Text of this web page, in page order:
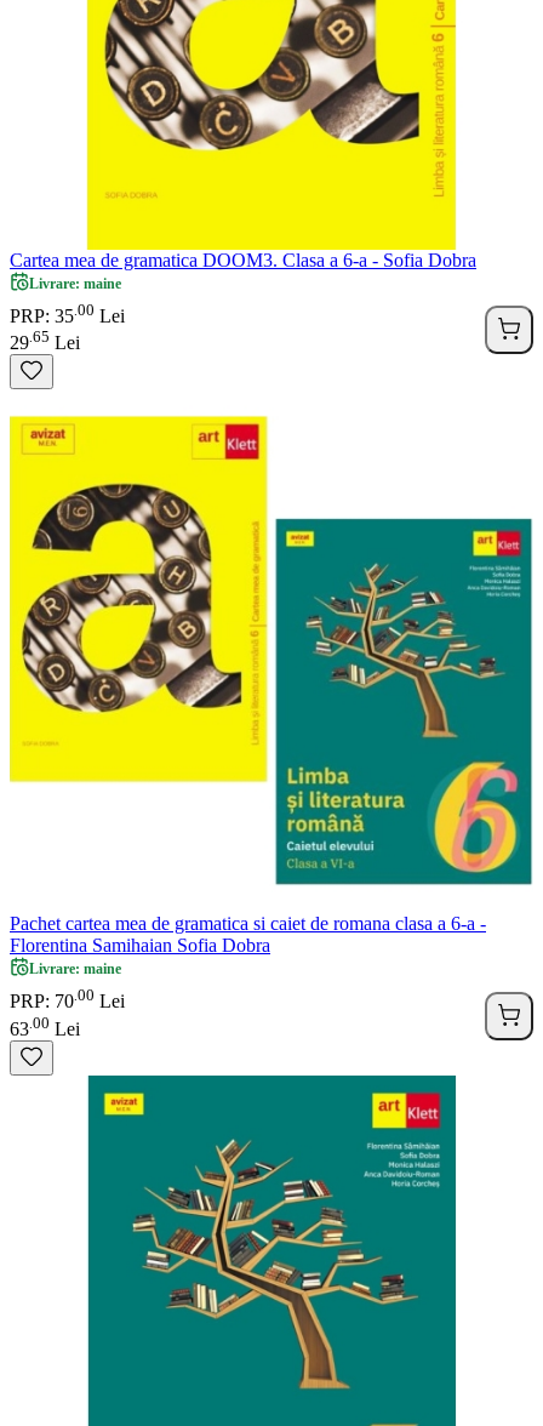
Cartea mea de gramatica DOOM3. Clasa a 6-a - Sofia Dobra
Livrare: maine
PRP: 35 00 Lei
29 65 Lei
Pachet cartea mea de gramatica si caiet de romana clasa a 6-a -
Florentina Samihaian Sofia Dobra
Livrare: maine
PRP: 70 00 Lei
63 00 Lei